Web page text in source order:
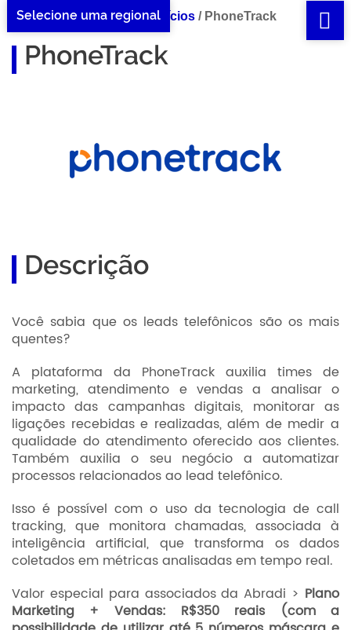
Selecione uma regional
Home PhoneTrack/Benefícios / PhoneTrack
PhoneTrack
Descrição
Você sabia que os leads telefônicos são os mais
quentes?
A plataforma da PhoneTrack auxilia times de
marketing, atendimento e vendas a analisar o
impacto das campanhas digitais, monitorar as
ligações recebidas e realizadas, além de medir a
qualidade do atendimento oferecido aos clientes.
Também auxilia o seu negócio a automatizar
processos relacionados ao lead telefônico.
Isso é possível com o uso da tecnologia de call
tracking, que monitora chamadas, associada à
inteligência artificial, que transforma os dados
coletados em métricas analisadas em tempo real.
Valor especial para associados da Abradi > Plano
Marketing + Vendas: R$350 reais (com a